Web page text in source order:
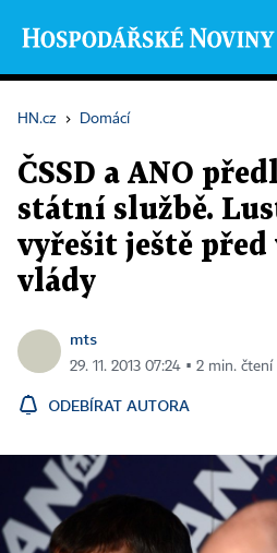
HN.cz › Domácí
ČSSD a ANO
státní službě.
vyřešit ještě před
vlády
mts
29. 11. 2013 07:24 ▪ 2 min. čtení
ODEBÍRAT AUTORA